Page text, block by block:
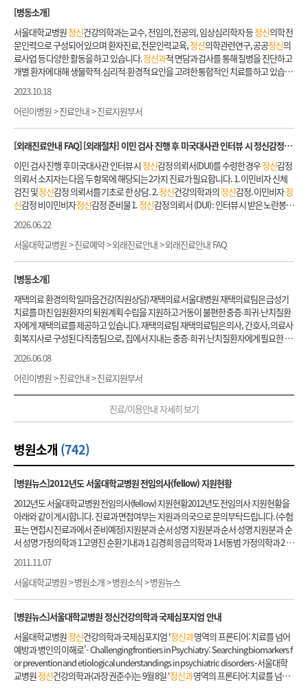
타 의료기관에서 진료받은 경우 검사결과지를 가지고 오시면 진료에 도움이 됩니다. -
내원 후 수납 창구에 진료의뢰서 등록하고 소아정신과간호사실에서 접수하시면 진료
진행 과정에 대해 안내해 드립니다.
대인관계, 양육 및 가족관계의 어려움 - 직업 또는 학업과 관련된 어려움 - 학대, 방임 그
리고 폭력 의료사회복지사는 누구와 함께 일하나요? 환자와 가족의 어려움을 해결하기
위해 병원의 의료진과 협력하며, 특히정신건강의학과, 재활의학과, 장기이식센터, 소
아청소년과(신장, 내분비 등), 호스피스완화의료팀, 재택의료클리닉에서 다학제협력팀
지사는 ‘환자의 권리’와 ‘사회복지사 윤리강령’에 따라 환자의 비밀보장에 대한 권리를
존중합니다. 단, 후원기관, 지역사회기관 등과 협력할 경우에는 사전 동의 후 상담내용
이 공유될 수 있습니다. 의료사회복지 서비스 이용에 대한 비용이 발생 하나요? 서울대
신건강의학과 상담 및 프로그램, 재활의학과 상담, 장기이식상담의 경우 일부 상담비용
이 발생할 수 있습니다. 의료사회복지팀은 언제, 어떻게 방문하면 되나요? 상담을 원하
는 경우, 의료진(담당 의사 또는 담당간호사)에게 의료사회복지팀 타과의뢰를 요청하십
시오. 타과의뢰가 접수되면 담당 사회복지사와 사전 약속 후 상담할 수 있습니다. 주중
(월~금) 오전 9시부터 오후 6시까지 방문이 가능합니다. ※ 공휴일과 주중 점심시간(오
후 12시~1시) 제외 의료사회복지팀은 어디에 있나요? 서울대학교병원 의생명연구원 1
층에 위치하고 있습니다(하단 약도 참고). 의료사회복지팀 연혁 표 1960년대 1960~196
5 -서울대학교 문리대학 사회사업과 하상락 교수가 미국 ‘유니테리안봉사회(U.S.C)’로
부터 인건비 및 보조비를 지원받아 전문사회복지사 1명과 보조원 1명을 두고 상담지도
및 물자와 금품 급여 제공 1970년대 1978 -제2진료부문 의료사회사업실 개설 1980년대
1980 -사회복지사 채용으로 헌혈업무 지원(~1982)과 자원봉사활동 시작 -제1회 자원봉
86 -제1회 경인지역 소아당뇨여름캠프 지원업무와 소아당뇨병클리닉 부모교육 시작 1
987 -보건직으로 직종 변경 1989 -의료사업사업계 설치 -신경과 뇌졸중 교육 시작 1990
년대 1990 -신경정신과낮병동 사이코드라마 시작 1991 -제1회 백혈병 어린이 후원회의
백혈병 여름가족캠프 지원 -말기암 환자와 가족을 위한 상담 프로그램 시작 -제1회 자원
봉사자 친목 및 단합대회 1992 -‘함춘후원회’ 발족에 따른 업무 지원 시작 1993 -제1회 함
위문공연 시작(2010년 소아진료기획팀 이관) 1998 -말기신부전환자 교육 시작 -소아성
형외과 부모 교육, 상담 및 후원업무 시작 -학대아동보호팀 간사활동 시작 -인공와우이
정신보건사회복지사 2급 수련제도 시작 -의료사회사업실
사무실 확장 이전 2000년대 2000 -장기이식 순수성평가 상담 시작 -소아정신과사회기
가족평가 및 가족치료 시작 2006 -‘어린이병원후원회’ 운영위원 활동 시작 -제1회 인터
넷중독 청소년 가족캠프 실시 -소아성형외과 구순구개열 및 얼굴기형 가족캠프에서 부
위원회 참석 -인공신장실 부모 교육 -신생아중환자실 퇴원환자 부모교육 실시 2009 -공
공보건의료사업단 의료사회복지팀으로 개편 -본원과 어린이병원 사무실 통합 -성인당
뇨환자 입원패키지 시작 -소아대사증후군 예방클리닉 시작 -서울대학교암병원 개원 기
념: 암환자 가발 패션쇼 개최 -IRB 윤리위원회 활동 -자원봉사자실 이전 -퇴임자원봉사
자 감사 행사 2 010년대 2010 -안내자원봉사 질향상활동(QA) -암병원개원준비단 간사
활동 2011 -의료사회복지팀 종합정보시스템 개발 완료 2013 -서울시 저소득환자 무료
진료사업 시작 -취약계층환자의 의료사회복지서비스 접근성 증진 활동(QA) -전체 자원
봉사자 대상 교육매체 제작을 위한 학습조직활동 -인턴 및 신입전공의 교육 시작 -제1기
WOW 대학생봉사단 발족 -제1회 공공의료와 사회복지 심포지엄 개최 2014 -진료지원
실 의료사회복지팀으로 개편 2016 -의료사회복지팀 사무실 이전 -임상연수사회복지사
수련제도 시작 2017 -취약계층 지원을 위해 교직원이 반드시 알아야할 5가지 교육콘텐
츠 개발 (SNUH-developer 학습활동 경진대회) 2019 -공공보건의료사업단 의료사회복
지팀으로 개편 2020년대 2020 -공공진료센터 의료사회복지팀으로 개편 -SNUH SPIRIT
활동으로 '스크리닝 사업' 시작 2021 -원내 물품지원사업, 외국인 지원사업 시작 전화: 0
2-2072-0301, 팩스: 02-764-4736 의료사회복지 서비스 안내 의뢰절차 상담을 원하는 경
우, 의료진(담당 의사 또는 담당간호사)에게 의료사회복지팀 타과의뢰를 요청하십시오.
[병동소개]
서울대학교병원정신건강의학과는 교수, 전임의, 전공의, 임상심리학자 등정신의학 전
문인력으로 구성되어 있으며 환자진료, 전문인력교육,정신의학관련연구, 공공정신의
료사업 등 다양한 활동을 하고 있습니다.정신과적 면담과 검사를 통해 질병을 진단하고
개별 환자에 대해 생물학적∙심리적∙환경적 요인을 고려한 통합적인 치료를 하고 있습니
체장애, 중독장애, 수면장애 등 세부 질환을 전문적으로 다루는 특수 클리닉을 개설하여
최고의 진료를 제공합니다. 외래진료뿐 아니라 개방병동, 보호병동, 낮병원 등 다양한
유능한 전문인력을 배출하고 있습니다. 다양한정신의학 관련연구를 활발히 하고 있으
며 국제학술대회와 학술지에 우수한 연구결과들을 발표하고 있습니다. 또한 지역사회
정신건강센터, 치매센터, 해바라기센터 등을 운영하면서 공공의료사업에도 적극 참여
하고 있습니다. 더쉼 마인드바디 센터 (The SHIM, SNUH Health In Mind) 서울대학교
병원정신건강의학과 더쉼(the SHIM) 마인드바디 센터는 비약물적 치료 프로그램을 운
0명 이상의정신
하여 8개 영역에서 20개 이상의 비약물치료 프로그램을 진행합니다. 각각의 프로그램
들은 근거에 기반하여 전문가들에 의해 진행되고 있으며, 환자 개개인의 특성과 증상을
2023.10.18
어린이병원 > 진료안내 > 진료지원부서
[외래진료안내 FAQ] [외래절차] 이민 검사 진행 후 미국대사관 인터뷰 시정신감정 의뢰서(DUI)를 수령한 경우 어떻게 하나요?
이민 검사 진행 후 미국대사관 인터뷰 시정신감정 의뢰서(DUI)를 수령한 경우정신감정
의뢰서 소지자는 다음 두 항목에 해당되는 2가지 진료가 필요합니다. 1. 이민비자 신체
검진 및정신 감정 의뢰서를 기초로 한 상담. 2.정신건강의학과의정신 감정. 이민비자정
신
감정 비이민비자정신 감정 준비물 1.정신감정 의뢰서 (DUI) : 인터뷰 시 받은 노란봉투
노란봉투 2. 여권원본(6개월 이상 유효기간 남은 여권) 3. 사진 - K-visa, 미군부대제출용,
그 외 e Medical에서 조회되지 않는 자 : 여권용 또는 반명함 사진 5매(같은 크기의 동일
소(우편 번호 포함) 5. 미국 거주 예정 영문주소(우편 번호 포함) 6. E-mail 주소 흉부촬영
결핵을 앓은 적이 있거나 흉부 X-ray 사진에서 결핵흔적이 있는 분은 3개월 전 촬영한 X-
RAY 영상 및 진료소견서를 지참 하시면 진료에 도움이 됩니다. 성인의 경우 x-ray 결과에
따라 객담검사가 필요한 경우 약 9주의 시간이 추가로 소요됩니다. 시간 정신감정 진료
는 화요일 오후 2시에서 3시 사이에 가능합니다. 예약시간 보다 늦게 내원하시면 당일 신
지는 일괄 대사관으로 직접 배송됩니다. 안과검진 안경이나 렌즈 착용하시는 분은 착용
또는 지참 검사 및 비용정신감정 비용(이민, 비이민 공통/
정 심화 감정 30~40만원 80~90만원 비이민비자 신체검진 비용 연령 검사목록 검사비용
측,진찰 136,000원 당일 연령 만 15세 이상 검사목록 신체계측,혈액검사,소변검사,흉부
사목록 신체계측,진찰 검사비용 136,000원 결과소요시간 당일 -2019.03.01부터 적용
2026.06.22
서울대학교병원 > 진료예약 > 외래진료안내 > 외래진료안내 FAQ
[병동소개]
재택의료 환경의학 일마음건강(직원상담) 재택의료 서울대병원 재택의료팀은 급성기
치료를 마친 입원환자의 퇴원계획 수립을 지원하고 거동이 불편한 중증∙희귀∙난치질환
자에게 재택의료를 제공하고 있습니다. 재택의료팀 재택의료팀은 의사, 간호사, 의료사
회복지사로 구성된 다직종팀으로, 집에서 지내는 중증∙희귀∙난치질환자에게 필요한 의
기 치료를 마친 환자들이 집에서 잘 지낼 수 있도록 퇴원 전 퇴원계획을 수립하고 퇴원 후
단기 관리를 제공하며, 필요한 환자에게는 지역 재택의료기관 연계를 지원합니다. 서울
리 계획을 수립하고, 집에서 잘 지내기 위해 필요한 진료와 처치를 제공합니다. 01 재택
리닉입니다. 급성기치료가 종결된 환자에게는 지역사회로 복귀할 수 있도록 지원∙연계
하는 전환기치료 (transitional care)를 제공합니다. [재택의료클리닉 대상 환자] 가정용
인공호흡기, 가정용 산소 등의 의료기기를 보유하였거나, 기관절개관, 위루관 등에 대한
지속 관리가 필요한 재가환자 진행암, 신경퇴행성 질환 등으로 거동이 어려운 중증∙희귀
원 치료 종료 후 지역사회 복귀를 위한 연계지원이 필요한 환자 [재택의료클리닉 의료서
비스] 입원환자 대상 퇴원계획 수립 및 퇴원 전후 관리 거동이 어려운 재가 중증∙희귀∙난
치질환자 외래 진료 (서울지역) 전문의 방문진료 및 가정전문간호사 방문간호 환자와 돌
봄제공자 대상 재가돌봄 교육 및 상담 지역 재택의료기관 연계 및 사회복지자원 연계 02
가정간호사업팀 가정간호는 퇴원 후에도 지속적인 치료와 간호가 필요한 경우 의사의
입니다. 서울대학교병원 가정전문간호사는 본원의 다양한 임상경력을 가지고 있으며,
보건복지부 장관으로부터 자격증을 취득한 전문 간호사입니다. 서울대학교병원 가정
전문간호사는 재택의료팀의 일원으로 재택의료팀 전문의의 처방과 지시에 따라 가정으
로 방문하여 필요한 치료와 간호를 제공합니다. [가정간호 제공서비스] ① 의료기기 관
리: 가정용 인공호흡기, 가정용 산소 등 ② 중심정맥관 관리: 히크만 카테터, 케모포트 등
③ 각종 관 관리 및 교체: 기관절개관, 위루관, 비위관, 배뇨관, 담즙배액관 (PTBD) 등 ④
장루, 요루 관리 및 교육 ⑤ 의사의 처방에 따른 주사제 투약: 수액, 백혈구촉진제 등 ⑥ 욕
창 드레싱 및 수술상처 소독, 실밥 제거 ⑦ 방문채혈 ⑧ 암, 뇌졸중, 당뇨 등 만성질환자의
2026.06.08
어린이병원 > 진료안내 > 진료지원부서
진료/이용안내 자세히 보기
병원소개 (742)
[병원뉴스]2012년도 서울대학교병원 전임의사(fellow) 지원현황
2012년도 서울대학교병원 전임의사(fellow) 지원현황2012년도 전임의사 지원현황을
아래와 같이 게시합니다. 진료과 면접여부는 지원과 의국으로 문의부탁드립니다. (수험
표는 면접시 진료과에서 준비예정) 지원분과 순서 성명 지원분과 순서 성명 지원분과 순
서 성명 가정의학과 1 고영진 순환기내과 1 김경희 응급의학과 1 서동범 가정의학과 2 권
령 응급의학과 3 이휘재 가정의학과 4 안아름 순환기내과 4 박상돈 응급의학과 4 정윤선
가정의학과 5 안은미 순환기내과 5 박상현 응급의학과 5 정재윤 가정의학과 6 양형국 순
학과 9 윤재문 순환기내과 9 안효석 이비인후과 2 김봉직 가정의학과 10 이현기 순환기
내과 10 윤연이 이비인후과 3 김희진 가정의학과 11 이혜원 순환기내과 11 이민호 이비
인후과 4 박수찬 가정의학과 12 이혜진 순환기내과 12 이사민 이비인후과 5 박주현 가정
의학과 13 전소현 순환기내과 13 이상언 이비인후과 6 송창면 가정의학과 14 한민규 순
환기내과 14 이주희 이비인후과 7 염혜연 감염내과 1 강유민 순환기내과 15 조영진 이비
2011.11.07
서울대학교병원 > 병원소개 > 병원소식 > 병원뉴스
[병원뉴스]서울대학교병원정신건강의학과 국제심포지엄 안내
서울대학교병원정신건강의학과 국제심포지엄 '정신과영역의 프론티어: 치료를 넘어
예방과 병인의 이해로'- Challenging frontiers in Psychiatry: Searching biomarkers f
or prevention and etiological understandings in psychiatric disorders -서울대학
교병원정신건강의학과(과장 권준수)는 9월 8일 '정신과영역의 프론티어: 치료를 넘어